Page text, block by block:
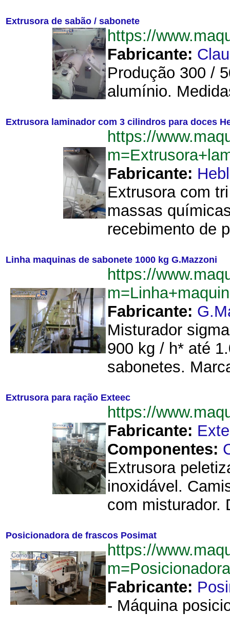
Extrusora de sabão / sabonete
https://
Fabricante:
Produção 300 /
alumínio.
Extrusora laminador com 3 cilindros para doces
https://
Fabricante:
Extrusora com
massas
recebimento de
Linha maquinas de sabonete 1000 kg G.Mazzoni
https://
Fabricante:
Misturador
900 kg / h* até
sabonetes.
Extrusora para ração Exteec
https://
Fabricante:
Componentes:
Extrusora
inoxidável.
com misturador.
Posicionadora de frascos Posimat
https://
Fabricante:
- Máquina